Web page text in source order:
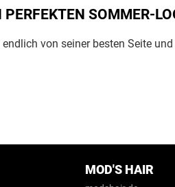
SOMMER-
von seiner besten Seite
überspringen
MOD'S HAIR